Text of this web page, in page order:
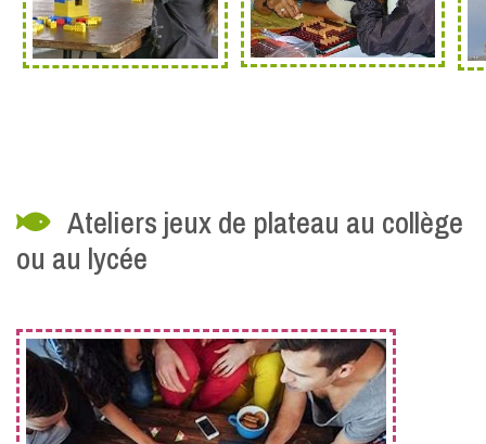
Ateliers jeux de plateau au collège
ou au lycée